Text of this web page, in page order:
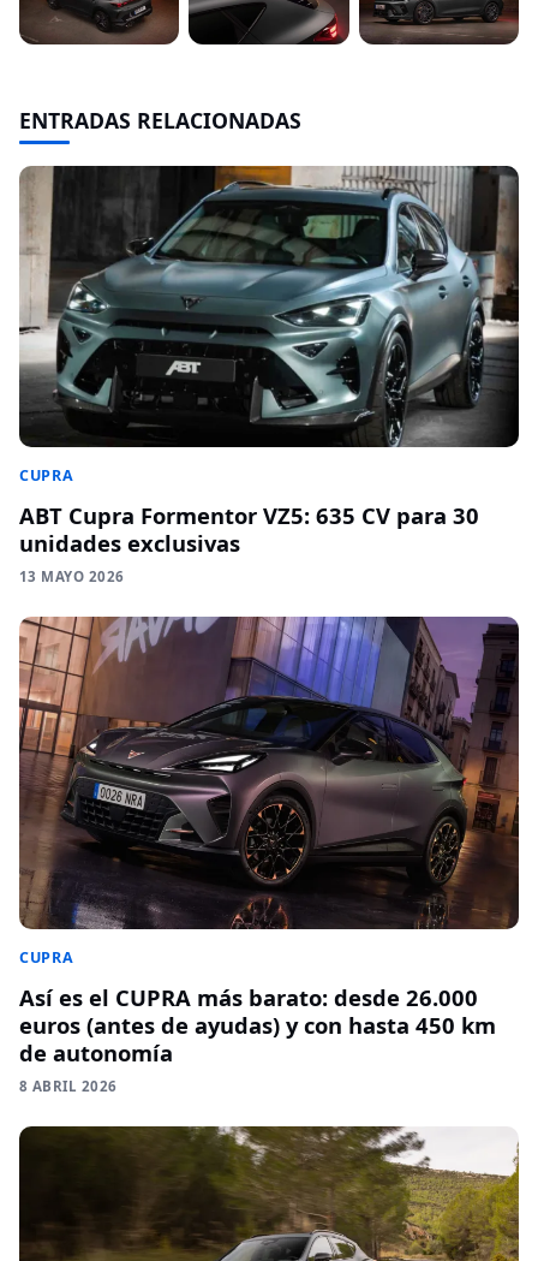
ENTRADAS RELACIONADAS
CUPRA
ABT Cupra Formentor VZ5: 635 CV para 30
unidades exclusivas
13 MAYO 2026
CUPRA
Así es el CUPRA más barato: desde 26.000
euros (antes de ayudas) y con hasta 450 km
de autonomía
8 ABRIL 2026